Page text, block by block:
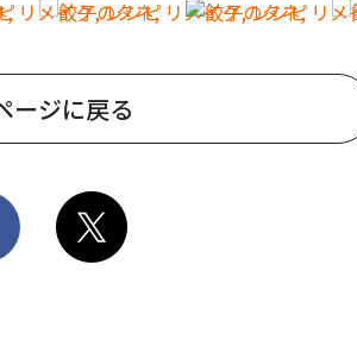
ージに戻る